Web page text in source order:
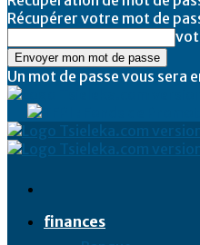
Récupérer votre mot de
Un mot de passe vous sera
finances